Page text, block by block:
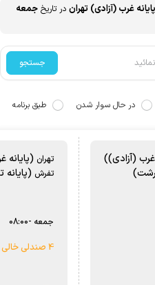
پایانه غرب (آزادی) تهران در تاریخ جمعه
جستجو
در حال سوار شدن طبق برنامه
(آزادی)) تهران(پایانه
تفرش(پایانه
جمعه 08:00
4 صندلی خالی